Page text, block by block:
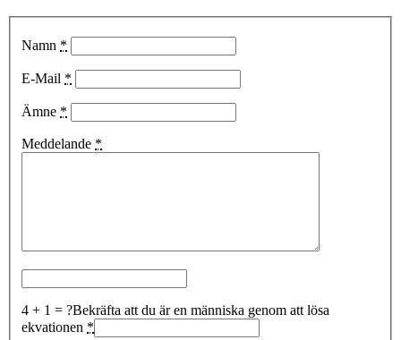
Namn *
E-Mail *
Ämne *
Meddelande *
4 + 1 = ?Bekräfta att du är en människa genom att lösa
ekvationen *